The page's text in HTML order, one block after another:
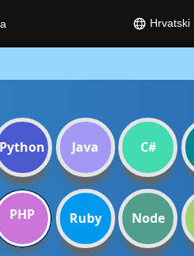
Python Java C#
PHP Ruby Node
Hrvatski